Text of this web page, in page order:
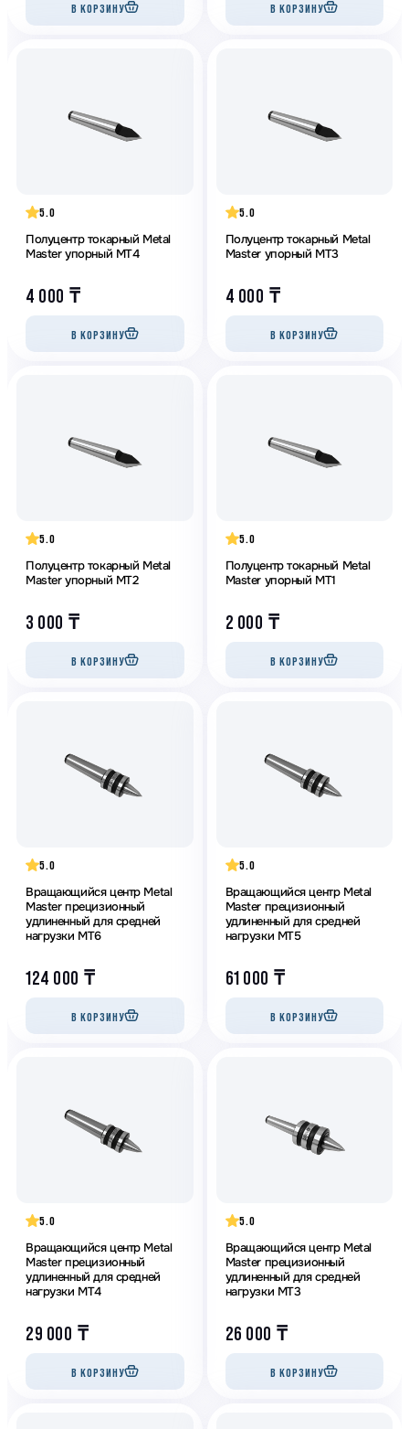
В КОРЗИНУ В КОРЗИНУ
5.0
Полуцентр токарный Metal
Master упорный МТ4
4 000 ₸
В КОРЗИНУ
5.0
Полуцентр токарный Metal
Master упорный МТ3
4 000 ₸
В КОРЗИНУ
5.0
Полуцентр токарный Metal
Master упорный МТ2
3 000 ₸
В КОРЗИНУ
5.0
Полуцентр токарный Metal
Master упорный МТ1
2 000 ₸
В КОРЗИНУ
5.0
Вращающийся центр Metal
Master прецизионный
удлиненный для средней
нагрузки МТ6
124 000 ₸
В КОРЗИНУ
5.0
Вращающийся центр Metal
Master прецизионный
удлиненный для средней
нагрузки МТ5
61 000 ₸
В КОРЗИНУ
5.0
Вращающийся центр Metal
Master прецизионный
удлиненный для средней
нагрузки МТ4
29 000 ₸
В КОРЗИНУ
5.0
Вращающийся центр Metal
Master прецизионный
удлиненный для средней
нагрузки МТ3
26 000 ₸
В КОРЗИНУ